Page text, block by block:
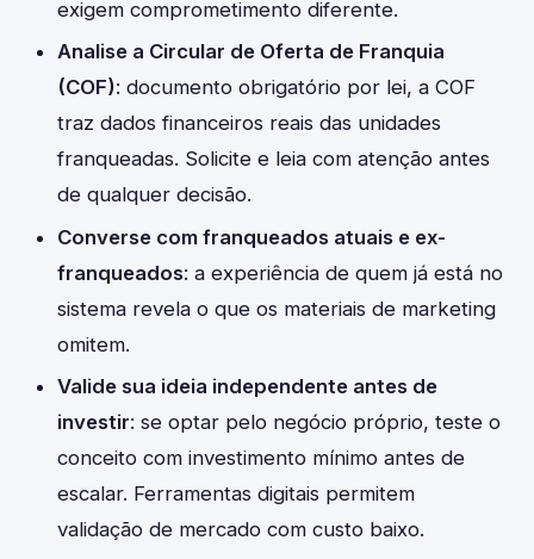
exigem comprometimento diferente.
Analise a Circular de Oferta de Franquia
(COF): documento obrigatório por lei, a COF
traz dados financeiros reais das unidades
franqueadas. Solicite e leia com atenção antes
de qualquer decisão.
Converse com franqueados atuais e ex-
franqueados: a experiência de quem já está no
sistema revela o que os materiais de marketing
omitem.
Valide sua ideia independente antes de
investir: se optar pelo negócio próprio, teste o
conceito com investimento mínimo antes de
escalar. Ferramentas digitais permitem
validação de mercado com custo baixo.